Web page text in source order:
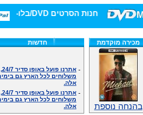
חנות הסרטים DVD/בלו-ריי/3D הגדולה ביותר!
מכירה מוקדמת
בהנחה נוספת
חדשות
משלוחים לכל הארץ גם בימים
אלה.
משלוחים לכל הארץ גם בימים
אלה.
אנחנו כאן לכול שאלה וזמינים